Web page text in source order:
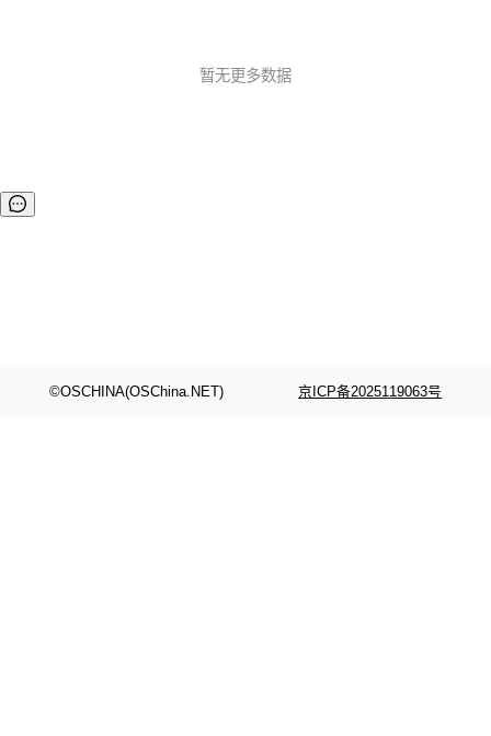
endent-libs下的c3p0-0.9.5...暂无更多数据
©OSCHINA(OSChina.NET) 京ICP备2025119063号